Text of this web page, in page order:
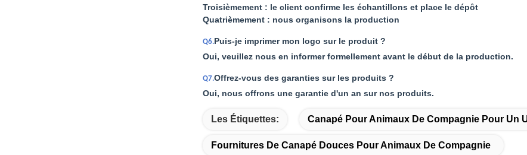
Troisièmement : le client confirme les échantillons et place le dépôt
Quatrièmement : nous organisons la production
Q6.Puis-je imprimer mon logo sur le produit ?
Oui, veuillez nous en informer formellement avant le début de la production.
Q7.Offrez-vous des garanties sur les produits ?
Oui, nous offrons une garantie d'un an sur nos produits.
Les Étiquettes: Canapé Pour Animaux De Compagnie Pour Un
Fournitures De Canapé Douces Pour Animaux De Compagnie